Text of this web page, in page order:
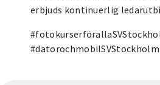
erbjuds kontinuerlig
#datorochmobilSVStockholm